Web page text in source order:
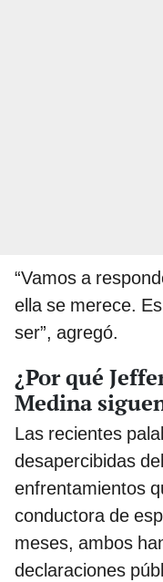
“Vamos a
ella se merece.
ser”, agregó.
¿Por qué
Medina
Las recientes
desapercibidas
enfrentamientos
conductora de
meses, ambos
declaraciones